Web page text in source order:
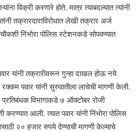
विक्री करणारे होते. मात्र त्याबदल्यात त्यांनी
तक्रारदाराविरोधात लेखी तक्रार अर्ज
निंभोरा पोलिस स्टेशनकडे सोपवण्यात
यांनी तक्रारीवरून गुन्हा दाखल होऊ नये
पवार यांनी सुरुवातीला लाचेची मागणी केली.
प्रतिबंधक विभागाकडे ७ ऑक्टोबर रोजी
आली. त्यात पवार यांनी निंभोरा पोलिस
२० हजार रुपये देण्याची मागणी केल्याचे